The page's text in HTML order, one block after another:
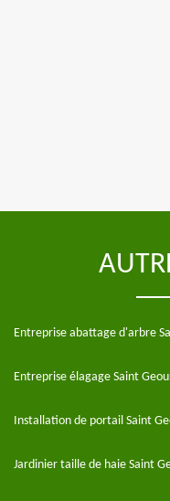
Entreprise abattage d'arbre
Entreprise élagage Saint
Installation de portail Saint
Jardinier taille de haie Saint